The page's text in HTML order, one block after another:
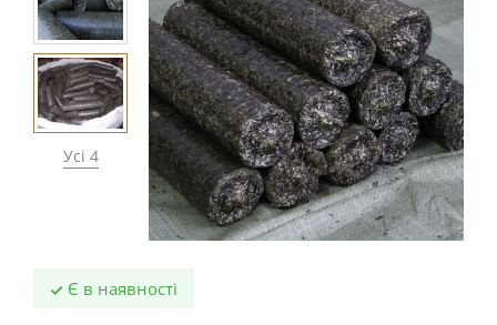
Усі 4
Є в наявності